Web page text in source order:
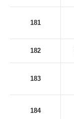
181
182
183
184